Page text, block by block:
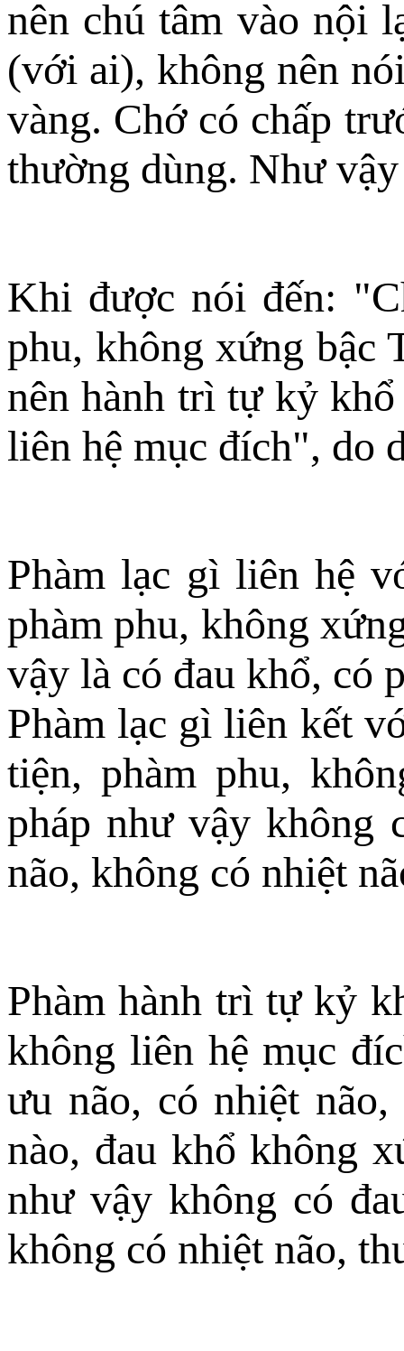
nên chú tâm vào nội
(với ai), không nên
vàng. Chớ có chấp
thường dùng. Như
Khi được nói đến:
phu, không xứng bậc
nên hành trì tự kỷ
liên hệ mục đích", do
Phàm lạc gì liên hệ
phàm phu, không
vậy là có đau khổ, có
Phàm lạc gì liên kết
tiện, phàm phu,
pháp như vậy không
não, không có nhiệt
Phàm hành trì tự kỷ
không liên hệ mục
ưu não, có nhiệt
nào, đau khổ không
như vậy không có
không có nhiệt não,